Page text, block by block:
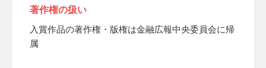
著作権の扱い
入賞作品の著作権・版権は金融広報中央委員会に帰
属